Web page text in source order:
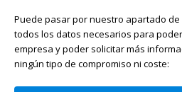
Puede pasar por nuestro apartado
todos los datos necesarios para
empresa y poder solicitar más
ningún tipo de compromiso ni coste: